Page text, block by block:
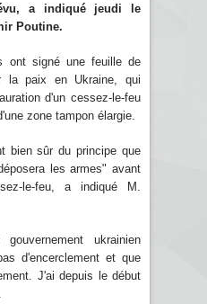
a indiqué jeudi le
Poutine.
ont signé une feuille de
la paix en Ukraine, qui
d'un cessez-le-feu
zone tampon élargie.
bien sûr du principe que
les armes" avant
le-feu, a indiqué M.
ukrainien
d'encerclement et que
J'ai depuis le début